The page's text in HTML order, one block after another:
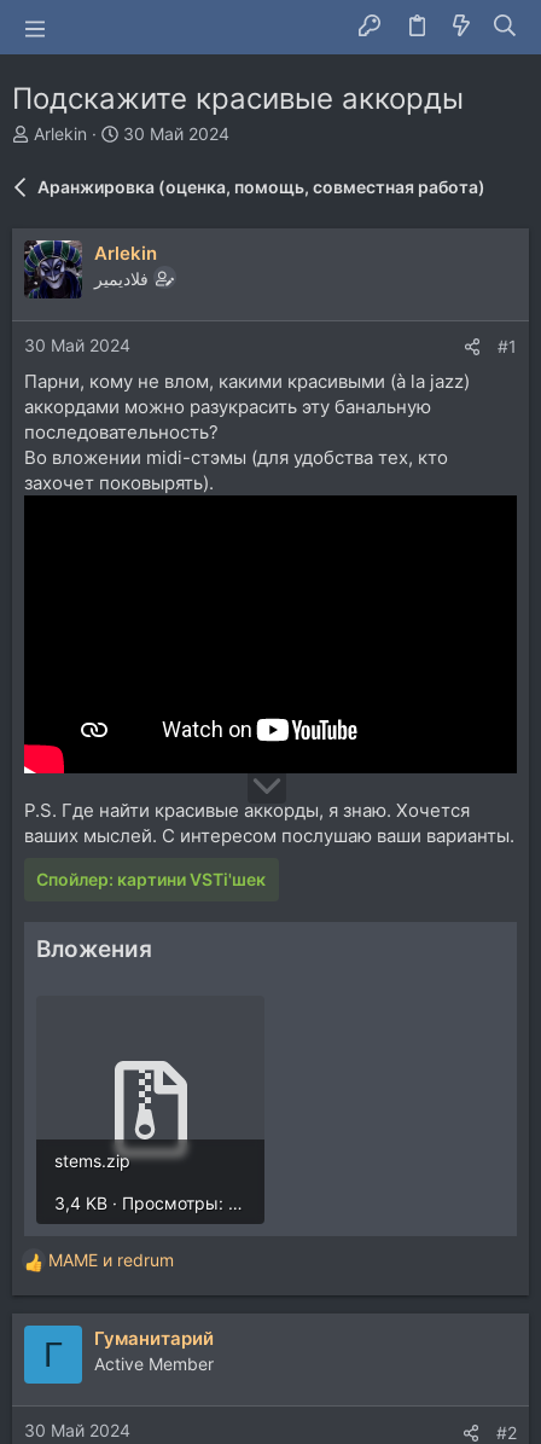
Подскажите красивые аккорды
А
р
т
е
м
Arlekin
Д
н
а
ч
а
а
30 Май 2024
Аранжировка (оценка, помощь, совместная работа)
Arlekin
فلاديمير
30 Май 2024 #1
Парни, кому не влом, какими красивыми (à la jazz)
аккордами можно разукрасить эту банальную
последовательность?
Во вложении midi-стэмы (для удобства тех, кто
захочет поковырять).
P.S. Где найти красивые аккорды, я знаю. Хочется
ваших мыслей. С интересом послушаю ваши варианты.
Спойлер: картини VSTi'шек
Вложения
stems.zip
3,4 KB · Просмотры: 220
Р
е
а
и
и
:
MAME и redrum
Г Гуманитарий
Active Member
30 Май 2024 #2